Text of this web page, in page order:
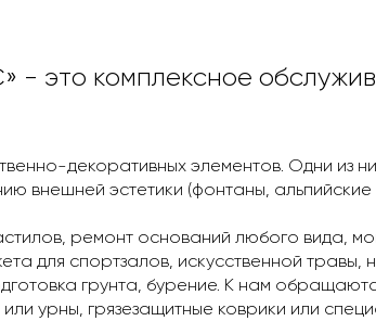
это комплексное
декоративных элементов. Одни из
внешней эстетики (фонтаны, альпийские
ремонт оснований любого вида,
для спортзалов, искусственной травы,
грунта, бурение. К нам
урны, грязезащитные коврики или